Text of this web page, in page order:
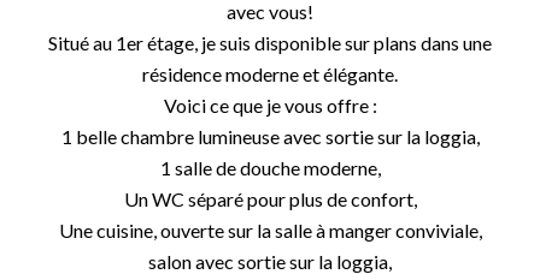
avec vous!
Situé au 1er étage, je suis disponible sur plans dans une
résidence moderne et élégante.
Voici ce que je vous offre :
1 belle chambre lumineuse avec sortie sur la loggia,
1 salle de douche moderne,
Un WC séparé pour plus de confort,
Une cuisine, ouverte sur la salle à manger conviviale,
salon avec sortie sur la loggia,